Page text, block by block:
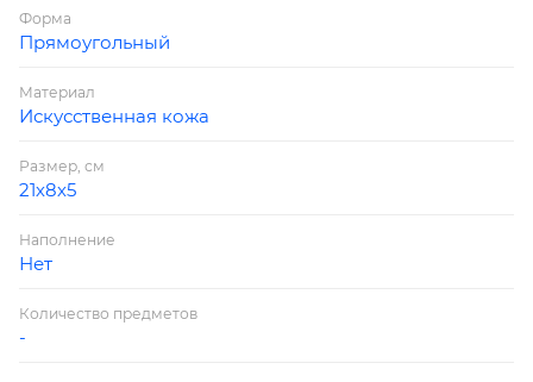
Форма
Прямоугольный
Материал
Искусственная кожа
Размер, см
21х8х5
Наполнение
Нет
Количество предметов
-